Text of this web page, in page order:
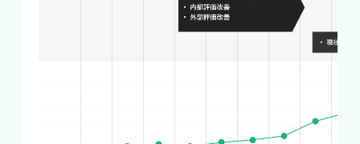
透明なサイトや、専門的裏付けに乏しい記事は評
価されにくい傾向があります。逆に、金融知識を
持つ専門家による監修や、一次情報に基づく正確
可視化する取り組みが上位表示の鍵を握ります。